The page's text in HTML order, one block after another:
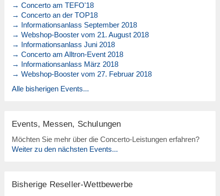
→ Concerto am TEFO'18
→ Concerto an der TOP18
→ Informationsanlass September 2018
→ Webshop-Booster vom 21. August 2018
→ Informationsanlass Juni 2018
→ Concerto am Alltron-Event 2018
→ Informationsanlass März 2018
→ Webshop-Booster vom 27. Februar 2018
Alle bisherigen Events...
Events, Messen, Schulungen
Möchten Sie mehr über die Concerto-Leistungen erfahren?
Weiter zu den nächsten Events...
Bisherige Reseller-Wettbewerbe